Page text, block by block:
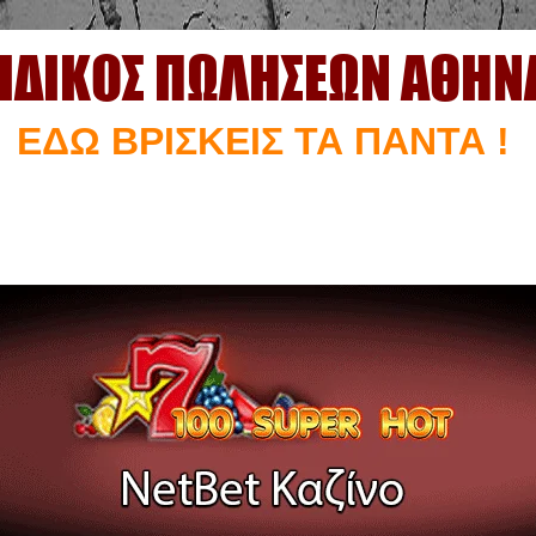
ΠΩΛΗΣΕΩΝ
ΕΔΩ ΒΡΙΣΚΕΙΣ ΤΑ ΠΑΝΤΑ !